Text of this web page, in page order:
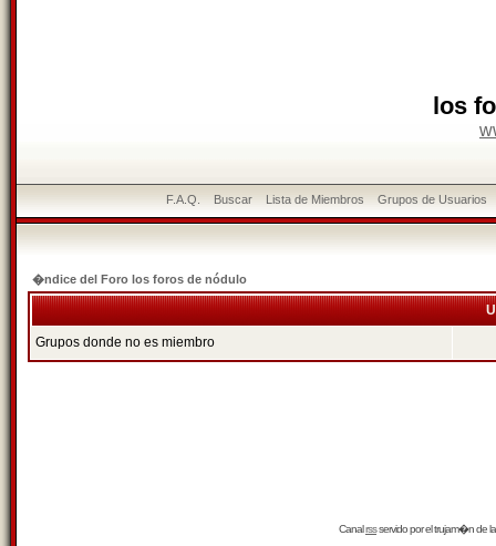
los
F.A.Q. Buscar Lista de Miembros Grupos de Usuarios
�ndice del Foro los foros de nódulo
Grupos donde no es miembro
Canalrssservido por eltrujam�nde